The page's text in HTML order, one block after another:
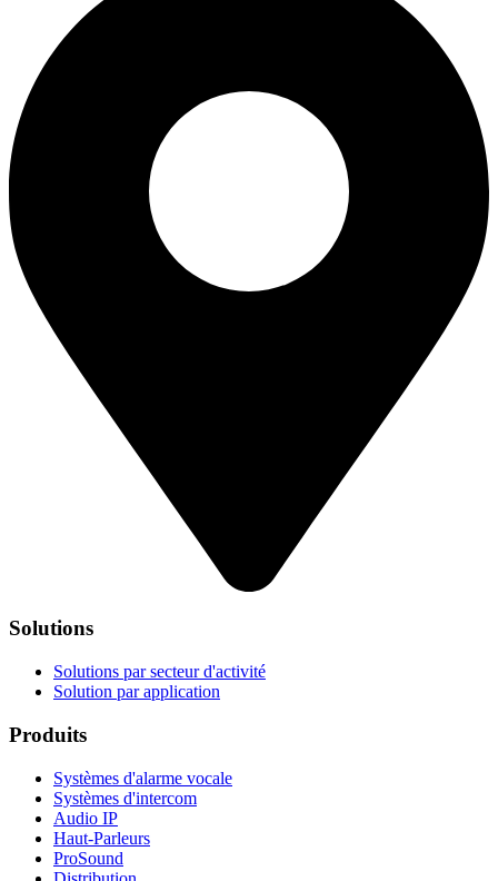
Solutions
Solutions par secteur d'activité
Solution par application
Produits
Systèmes d'alarme vocale
Systèmes d'intercom
Audio IP
Haut-Parleurs
ProSound